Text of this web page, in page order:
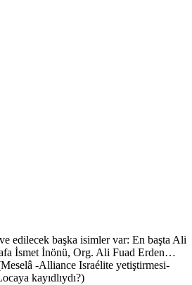
edilecek başka isimler var: En başta Ali
İsmet İnönü, Org. Ali Fuad Erden…
-Alliance Israélite yetiştirmesi-
kayıdlıydı?)